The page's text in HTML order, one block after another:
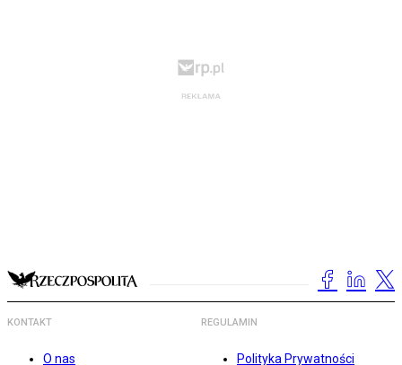
KONTAKT
O nas
REGULAMIN
Polityka Prywatności